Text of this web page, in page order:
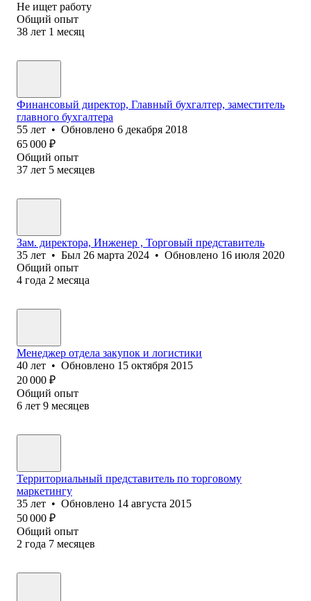
Не ищет работу
Общий опыт
38 лет 1 месяц
Финансовый директор, Главный бухгалтер, заместитель
главного бухгалтера
55 лет • Обновлено 6 декабря 2018
65 000 ₽
Общий опыт
37 лет 5 месяцев
Зам. директора, Инженер , Торговый представитель
35 лет • Был 26 марта 2024 • Обновлено 16 июля 2020
Общий опыт
4 года 2 месяца
Менеджер отдела закупок и логистики
40 лет • Обновлено 15 октября 2015
20 000 ₽
Общий опыт
6 лет 9 месяцев
Территориальный представитель по торговому
маркетингу
35 лет • Обновлено 14 августа 2015
50 000 ₽
Общий опыт
2 года 7 месяцев